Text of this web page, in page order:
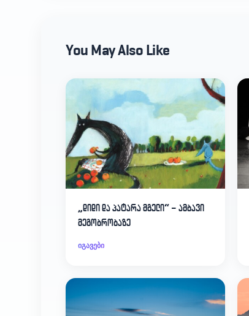
You May Also Like
„დიდი და პატარა მგელი“ – ამბავი
მეგობრობაზე
იგავები